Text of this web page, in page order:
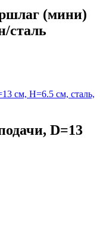
(мини)
сталь
D=13